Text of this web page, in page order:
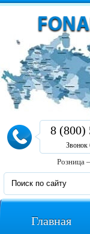
8 (800)
Звонок
Розница
Главная